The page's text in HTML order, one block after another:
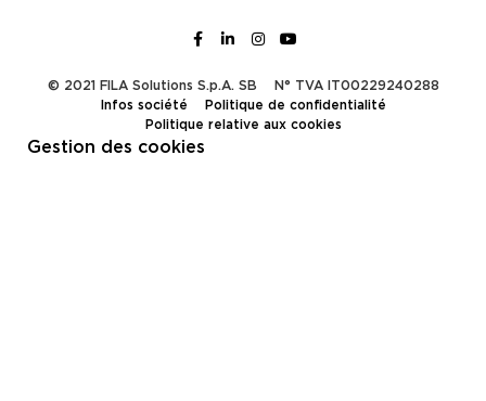
© 2021 FILA Solutions S.p.A. SB
N° TVA IT00229240288
Infos société
Politique de confidentialité
Politique relative aux cookies
Gestion des cookies